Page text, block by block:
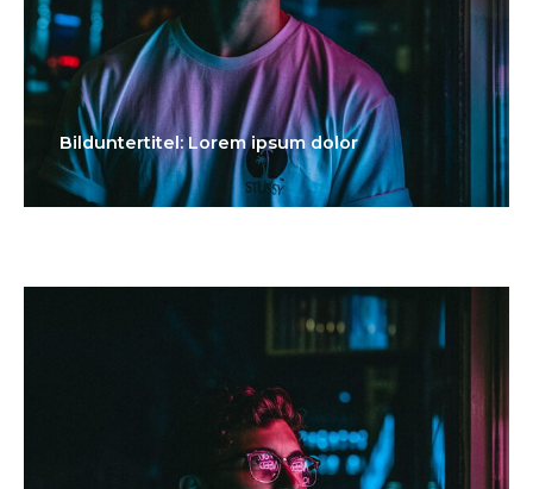
Bilduntertitel: Lorem ipsum dolor